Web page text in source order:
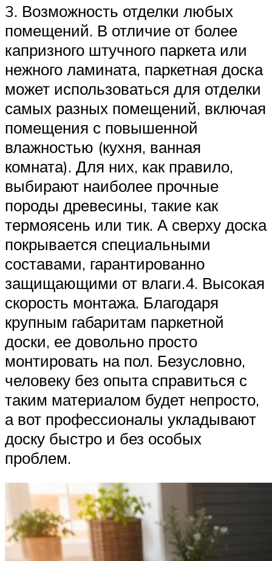
3. Возможность отделки любых
помещений. В отличие от более
капризного штучного паркета или
нежного ламината, паркетная доска
может использоваться для отделки
самых разных помещений, включая
помещения с повышенной
влажностью (кухня, ванная
комната). Для них, как правило,
выбирают наиболее прочные
породы древесины, такие как
термоясень или тик. А сверху доска
покрывается специальными
составами, гарантированно
защищающими от влаги.4. Высокая
скорость монтажа. Благодаря
крупным габаритам паркетной
доски, ее довольно просто
монтировать на пол. Безусловно,
человеку без опыта справиться с
таким материалом будет непросто,
а вот профессионалы укладывают
доску быстро и без особых
проблем.